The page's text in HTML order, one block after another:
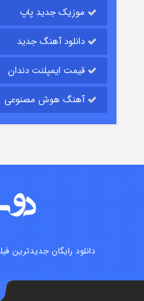
قسمت۱۵
موزیک جدید پاپ
دانلود آهنگ جدید
قیمت ایمپلنت دندان
آهنگ هوش مصنوعی
دانلود رایگان جدیدترین